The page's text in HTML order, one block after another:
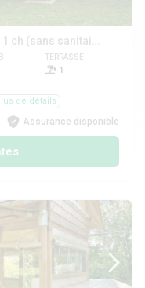
(Cabane Toilée Bois Cyclo 1 ch (sans sanitaires, sans eau))
TERRASSE
1
de détails
Assurance disponible